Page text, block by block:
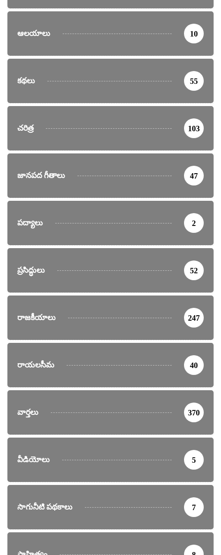
ఆలయాలు 10
కథలు 55
చరిత్ర 103
జానపద గీతాలు 47
పద్యాలు 2
ప్రసిద్ధులు 52
రాజకీయాలు 247
రాయలసీమ 40
వార్తలు 370
వీడియోలు 5
సాగునీటి పథకాలు 7